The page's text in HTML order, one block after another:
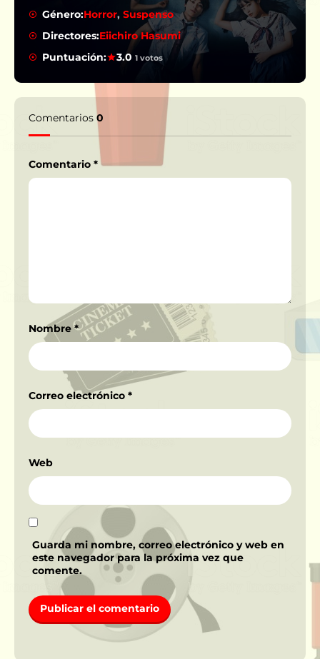
Género:Horror,Suspenso
Directores:Eiichiro Hasumi
Puntuación:
3.0 1 votos
Comentarios 0
Comentario *
Nombre*
Correo electrónico *
Web
Guarda mi nombre, correo electrónico y web en
este navegador para la próxima vez que
comente.